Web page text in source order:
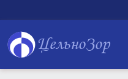
ЦельноЗор